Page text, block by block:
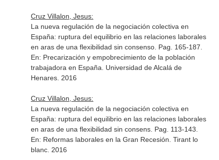
Cruz Villalon, Jesus:
La nueva regulación de la negociación colectiva en
España: ruptura del equilibrio en las relaciones laborales
en aras de una flexibilidad sin consenso. Pag. 165-187.
En: Precarización y empobrecimiento de la población
trabajadora en España . Universidad de Alcalá de
Henares. 2016
Cruz Villalon, Jesus:
La nueva regulación de la negociación colectiva en
España: ruptura del equilibrio en las relaciones laborales
en aras de una flexibilidad sin consens. Pag. 113-143.
En: Reformas laborales en la Gran Recesión . Tirant lo
blanc. 2016